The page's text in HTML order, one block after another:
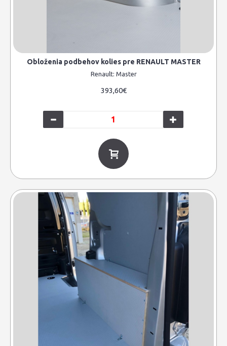
Obloženia podbehov kolies pre RENAULT MASTER
Renault: Master
393,60€